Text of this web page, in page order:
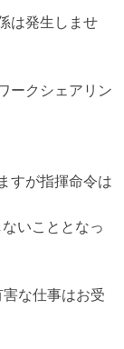
は発生しませ
ークシェアリン
すが指揮命令は
いこととなっ
な仕事はお受